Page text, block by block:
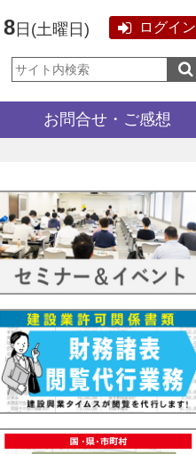
8 日 (土曜日 ) ログイン
サ
イ
内
お問合せ・ご感想